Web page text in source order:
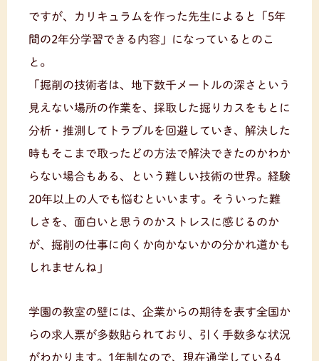
ですが、カリキュラムを作った先生によると「5年
間の2年分学習できる内容」になっているとのこ
と。
「掘削の技術者は、地下数千メートルの深さという
見えない場所の作業を、採取した掘りカスをもとに
分析・推測してトラブルを回避していき、解決した
時もそこまで取ったどの方法で解決できたのかわか
らない場合もある、という難しい技術の世界。経験
20年以上の人でも悩むといいます。そういった難
しさを、面白いと思うのかストレスに感じるのか
が、掘削の仕事に向くか向かないかの分かれ道かも
しれませんね」
学園の教室の壁には、企業からの期待を表す全国か
らの求人票が多数貼られており、引く手数多な状況
がわかります。1年制なので、現在通学している4